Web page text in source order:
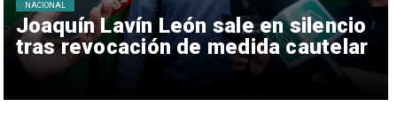
Joaquín Lavín León sale en silencio
tras revocación de medida cautelar
NACIONAL